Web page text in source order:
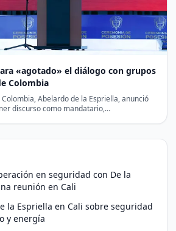
«agotado» el diálogo con grupos
Colombia
Colombia, Abelardo de la Espriella, anunció
discurso como mandatario,…
en seguridad con De la
reunión en Cali
la Espriella en Cali sobre seguridad
y energía